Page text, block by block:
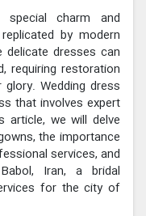
charm and
by modern
delicate dresses can
requiring restoration
Wedding dress
that involves expert
article, we will delve
the importance
services, and
Iran, a bridal
for the city of